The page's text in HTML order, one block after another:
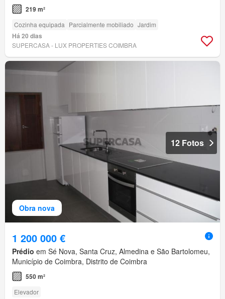
219 m²
Cozinha equipada Parcialmente mobiliado Jardim
Há 20 dias
SUPERCASA - LUX PROPERTIES COIMBRA
Obra nova
12 Fotos
1 200 000 €
Prédio em Sé Nova, Santa Cruz, Almedina e São Bartolomeu,
Município de Coimbra, Distrito de Coimbra
550 m²
Elevador